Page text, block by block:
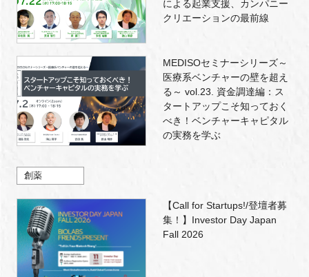
による起業支援、カンパニー
クリエーションの最前線
MEDISOセミナーシリーズ～
医療系ベンチャーの壁を超え
る～ vol.23. 資金調達編：ス
タートアップこそ知っておく
べき！ベンチャーキャピタル
の実務を学ぶ
創薬
【Call for Startups!/登壇者募
集！】Investor Day Japan
Fall 2026